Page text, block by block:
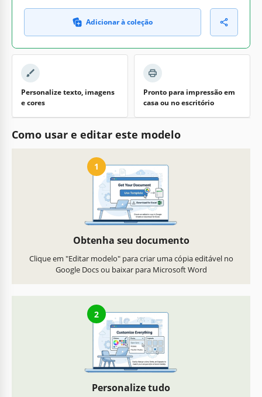
Adicionar à coleção
Personalize texto, imagens
e cores
Pronto para impressão em
casa ou no escritório
Como usar e editar este modelo
1
Obtenha seu documento
Clique em "Editar modelo" para criar uma cópia editável no
Google Docs ou baixar para Microsoft Word
2
Personalize tudo